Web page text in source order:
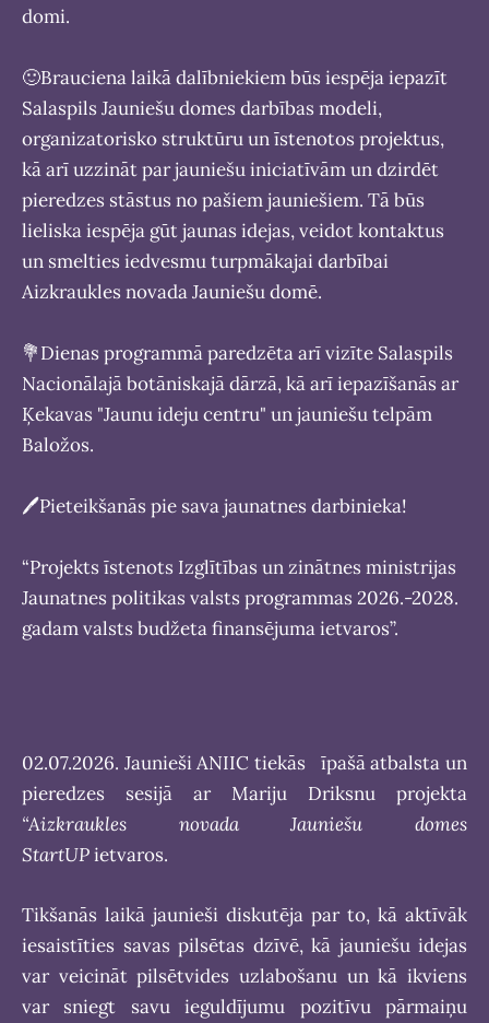
domi.
🙂Brauciena laikā dalībniekiem būs iespēja iepazīt
Salaspils Jauniešu domes darbības modeli,
organizatorisko struktūru un īstenotos projektus,
kā arī uzzināt par jauniešu iniciatīvām un dzirdēt
pieredzes stāstus no pašiem jauniešiem. Tā būs
lieliska iespēja gūt jaunas idejas, veidot kontaktus
un smelties iedvesmu turpmākajai darbībai
Aizkraukles novada Jauniešu domē.
💐Dienas programmā paredzēta arī vizīte Salaspils
Nacionālajā botāniskajā dārzā, kā arī iepazīšanās ar
Ķekavas "Jaunu ideju centru" un jauniešu telpām
Baložos.
🖊️Pieteikšanās pie sava jaunatnes darbinieka!
“Projekts īstenots Izglītības un zinātnes ministrijas
Jaunatnes politikas valsts programmas 2026.-2028.
gadam valsts budžeta finansējuma ietvaros”.
02.07.2026. Jaunieši ANIIC tiekās īpašā atbalsta un
pieredzes sesijā ar Mariju Driksnu projekta
“Aizkraukles novada Jauniešu domes
StartUPietvaros.
Tikšanās laikā jaunieši diskutēja par to, kā aktīvāk
iesaistīties savas pilsētas dzīvē, kā jauniešu idejas
var veicināt pilsētvides uzlabošanu un kā ikviens
var sniegt savu ieguldījumu pozitīvu pārmaiņu